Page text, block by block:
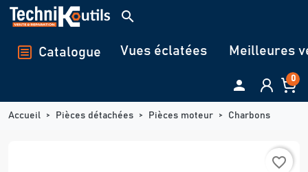
Panneau de gestion des cookies
search
Catalogue Vues éclatées Meilleures
 0
Accueil Pièces détachées Pièces moteur Charbons
favorite_border